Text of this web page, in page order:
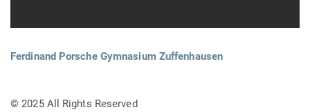
Ferdinand Porsche Gymnasium Zuffenhausen
© 2025 All Rights Reserved